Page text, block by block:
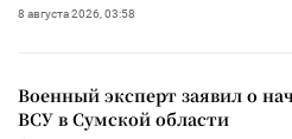
8 августа 2026, 03:58
Военный эксперт заявил о
ВСУ в Сумской области